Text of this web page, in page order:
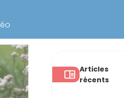
Articles
récents